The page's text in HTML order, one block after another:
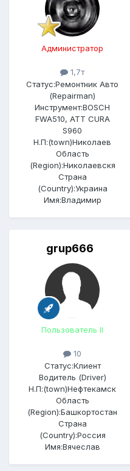
Администратор
1,7т
Статус:Ремонтник Авто
(Repairman)
Инструмент:BOSCH
FWA510, ATT CURA
S960
Н.П:(town)Николаев
Область
(Region):Николаевскя
Страна
(Country):Украина
Имя:Владимир
grup666
Пользователь II
10
Статус:Клиент
Водитель (Driver)
Н.П:(town)Нефтекамск
Область
(Region):Башкортостан
Страна
(Country):Россия
Имя:Вячеслав